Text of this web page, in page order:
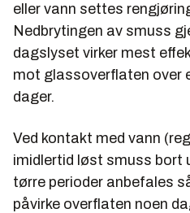
eller vann settes
Nedbrytingen av smuss
dagslyset virker mest
mot glassoverflaten over
dager.
Ved kontakt med vann
imidlertid løst smuss bort
tørre perioder anbefales
påvirke overflaten noen